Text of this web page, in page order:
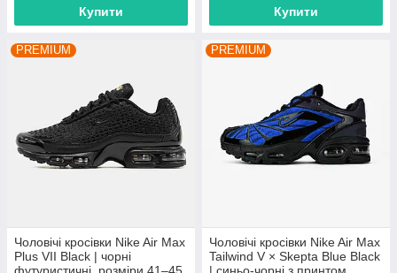
Купити Купити
PREMIUM
Чоловічі кросівки Nike Air Max
Plus VII Black | чорні
PREMIUM
Чоловічі кросівки Nike Air Max
Tailwind V × Skepta Blue Black